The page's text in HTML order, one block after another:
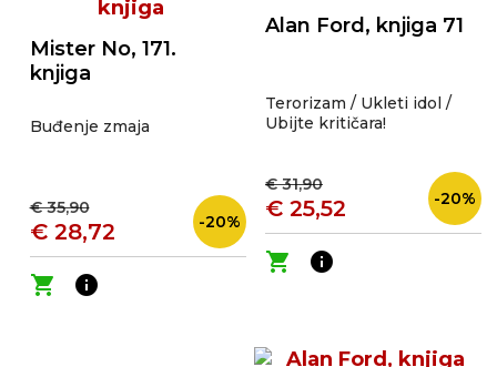
Mister No, 171.
knjiga
Buđenje zmaja
€ 35,90
€ 28,72 -20%
shopping_cart info
Alan Ford, knjiga 71
Terorizam / Ukleti idol /
Ubijte kritičara!
€ 31,90
€ 25,52 -20%
shopping_cart info